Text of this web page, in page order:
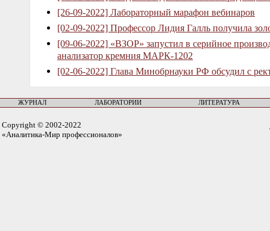
[26-09-2022] Лабораторный марафон вебинаров
[02-09-2022] Профессор Лидия Галль получила
[09-06-2022] «ВЗОР» запустил в серийное
анализатор кремния МАРК-1202
[02-06-2022] Глава Минобрнауки РФ обсудил с
ЖУРНАЛ ЛАБОРАТОРИИ ЛИТЕРАТУРА
Copyright © 2002-2022
«Аналитика-Мир профессионалов»